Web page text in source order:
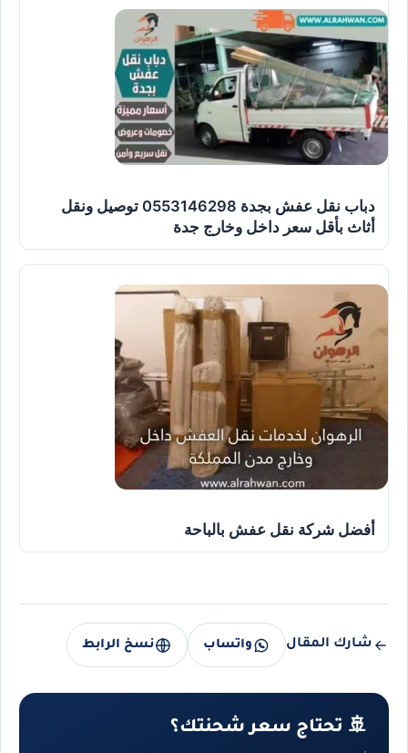
دباب نقل عفش بجدة 0553146298 توصيل ونقل
أثاث بأقل سعر داخل وخارج جدة
أفضل شركة نقل عفش بالباحة
شارك المقال واتساب نسخ الرابط
🚢 تحتاج سعر شحنتك؟